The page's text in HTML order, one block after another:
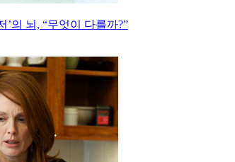
’의 뇌, “무엇이 다를까?”